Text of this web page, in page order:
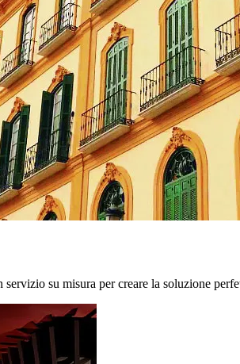
su misura per creare la soluzione